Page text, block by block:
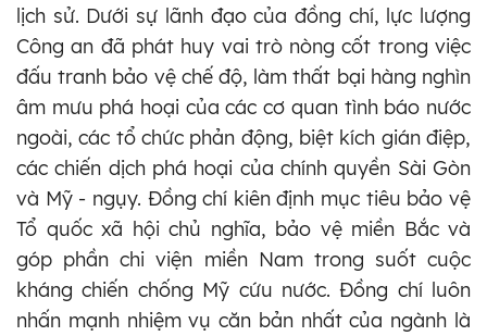
lịch sử. Dưới sự lãnh đạo của đồng chí, lực lượng
Công an đã phát huy vai trò nòng cốt trong việc
đấu tranh bảo vệ chế độ, làm thất bại hàng nghìn
âm mưu phá hoại của các cơ quan tình báo nước
ngoài, các tổ chức phản động, biệt kích gián điệp,
các chiến dịch phá hoại của chính quyền Sài Gòn
và Mỹ - ngụy. Đồng chí kiên định mục tiêu bảo vệ
Tổ quốc xã hội chủ nghĩa, bảo vệ miền Bắc và
góp phần chi viện miền Nam trong suốt cuộc
kháng chiến chống Mỹ cứu nước. Đồng chí luôn
nhấn mạnh nhiệm vụ căn bản nhất của ngành là